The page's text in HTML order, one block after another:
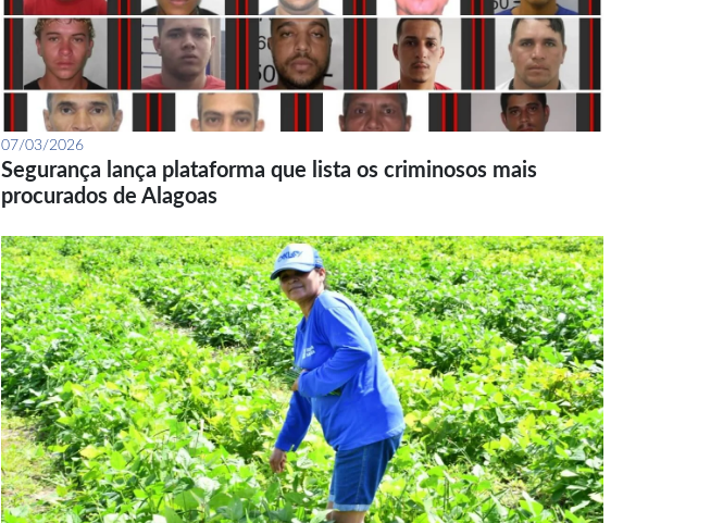
07/03/2026
Segurança lança plataforma que lista os criminosos mais
procurados de Alagoas